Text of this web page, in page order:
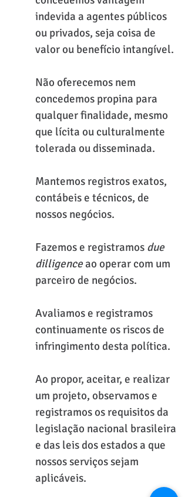
indevida a agentes públicos
ou privados, seja coisa de
valor ou benefício intangível.
Não oferecemos nem
concedemos propina para
qualquer finalidade, mesmo
que lícita ou culturalmente
tolerada ou disseminada.
Mantemos registros exatos,
contábeis e técnicos, de
nossos negócios.
Fazemos e registramos due
dilligenceao operar com um
parceiro de negócios.
Avaliamos e registramos
continuamente os riscos de
infringimento desta política.
Ao propor, aceitar, e realizar
um projeto, observamos e
registramos os requisitos da
legislação nacional brasileira
e das leis dos estados a que
nossos serviços sejam
aplicáveis.